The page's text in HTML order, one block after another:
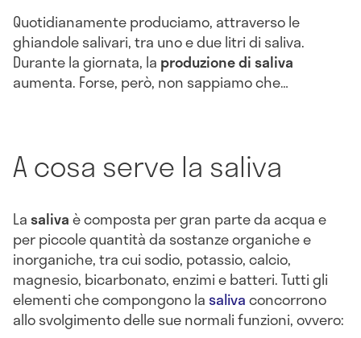
Quotidianamente produciamo, attraverso le
ghiandole salivari, tra uno e due litri di saliva.
Durante la giornata, la produzione di saliva
aumenta. Forse, però, non sappiamo che…
A cosa serve la saliva
Lasalivaè composta per gran parte da acqua e
per piccole quantità da sostanze organiche e
inorganiche, tra cui sodio, potassio, calcio,
magnesio, bicarbonato, enzimi e batteri. Tutti gli
elementi che compongono la salivaconcorrono
allo svolgimento delle sue normali funzioni, ovvero: